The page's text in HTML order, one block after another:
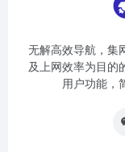
无解高效导航，集
及上网效率为目的
用户功能，